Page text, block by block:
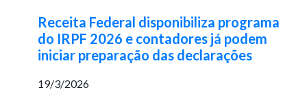
Receita Federal disponibiliza programa
do IRPF 2026 e contadores já podem
iniciar preparação das declarações
19/3/2026